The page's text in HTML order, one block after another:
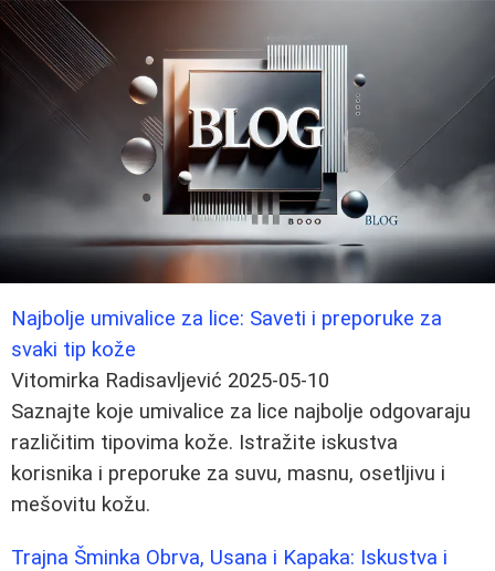
Najbolje umivalice za lice: Saveti i preporuke za
svaki tip kože
Vitomirka Radisavljević 2025-05-10
Saznajte koje umivalice za lice najbolje odgovaraju
različitim tipovima kože. Istražite iskustva
korisnika i preporuke za suvu, masnu, osetljivu i
mešovitu kožu.
Trajna Šminka Obrva, Usana i Kapaka: Iskustva i